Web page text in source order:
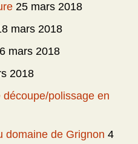
25 mars 2018
mars 2018
mars 2018
2018
découpe/polissage en
domaine de Grignon 4